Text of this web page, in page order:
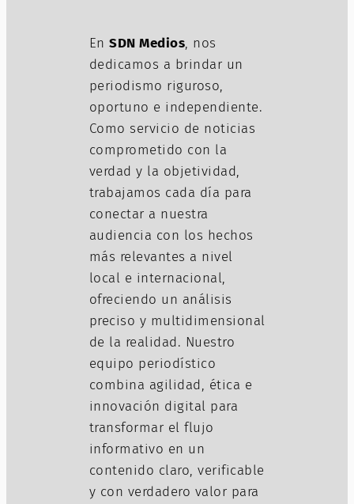
En SDN Medios, nos
dedicamos a brindar un
periodismo riguroso,
oportuno e independiente.
Como servicio de noticias
comprometido con la
verdad y la objetividad,
trabajamos cada día para
conectar a nuestra
audiencia con los hechos
más relevantes a nivel
local e internacional,
ofreciendo un análisis
preciso y multidimensional
de la realidad. Nuestro
equipo periodístico
combina agilidad, ética e
innovación digital para
transformar el flujo
informativo en un
contenido claro, verificable
y con verdadero valor para